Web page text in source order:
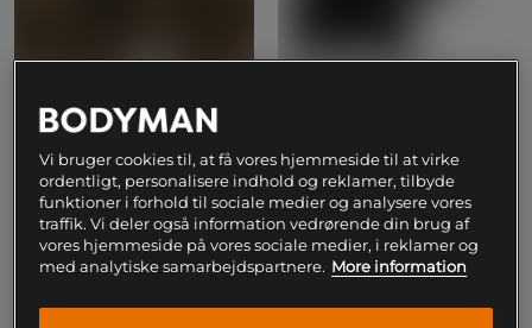
Boxershorts 5 pack Sort
Frank Dandy
549 kr Køb
Cotton Stretch Boxer 3‑pak
Multipack
Björn Borg
349 kr Køb
Vi bruger cookies til, at få vores hjemmeside til at virke
ordentligt, personalisere indhold og reklamer, tilbyde
funktioner i forhold til sociale medier og analysere vores
traffik. Vi deler også information vedrørende din brug af
vores hjemmeside på vores sociale medier, i reklamer og
med analytiske samarbejdspartnere. More information